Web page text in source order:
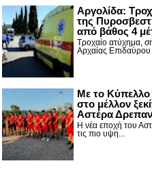
Αργολίδα:
της
από βάθος 4
Τροχαίο ατύχημα,
Αρχαίας Επιδαύρου
Με το Κύπελλο
στο μέλλον
Αστέρα
Η νέα εποχή του
τις πιο υψη...